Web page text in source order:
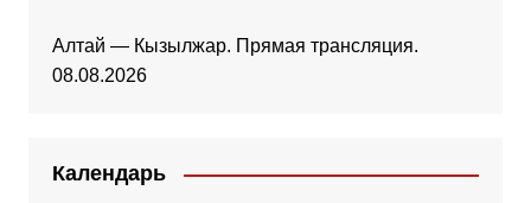
Алтай — Кызылжар. Прямая трансляция.
08.08.2026
Календарь